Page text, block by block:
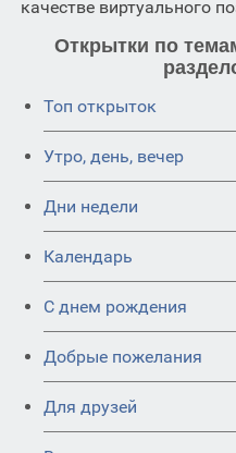
качестве виртуального
Открытки по
Топ открыток
Утро, день, вечер
Дни недели
Календарь
C днем рождения
Добрые пожелания
Для друзей